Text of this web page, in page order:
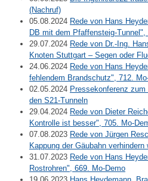
(Nachruf)
05.08.2024 Rede von Hans
DB mit dem Pfaffensteig-Tunnel",
29.07.2024 Rede von Dr.-Ing.
Knoten Stuttgart – Segen oder
24.06.2024 Rede von Hans
fehlendem Brandschutz", 712.
02.05.2024 Pressekonferenz
den S21-Tunneln
29.04.2024 Rede von Dieter
Kontrolle ist besser", 705. Mo-
07.08.2023 Rede von Jürgen
Kappung der Gäubahn
31.07.2023 Rede von Hans
Rostrohren", 669. Mo-Demo